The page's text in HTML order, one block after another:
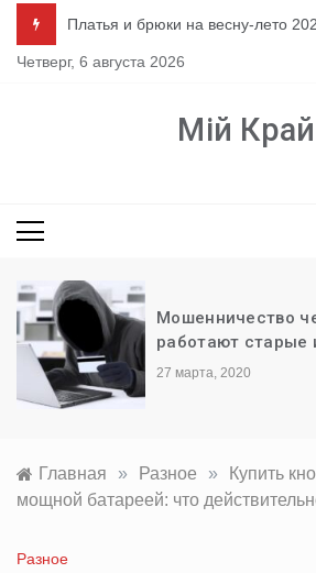
содержимому
Платья и брюки на весну-лето
Четверг, 6 августа 2026
Мій Край
Мошенничество
работают старые
27 марта, 2020
Главная » Разное »
Купить
мощной батареей: что
Разное